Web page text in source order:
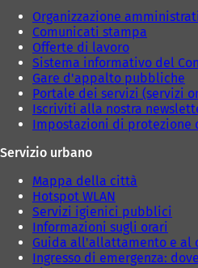
Organizzazione
Comunicati stampa
Offerte di lavoro
Sistema informativo del
Gare d'appalto pubbliche
Portale dei servizi (servizi
Iscriviti alla nostra
Impostazioni di protezione
Servizio urbano
Mappa della città
Hotspot WLAN
Servizi igienici pubblici
Informazioni sugli orari
Guida all'allattamento e al
Ingresso di emergenza: